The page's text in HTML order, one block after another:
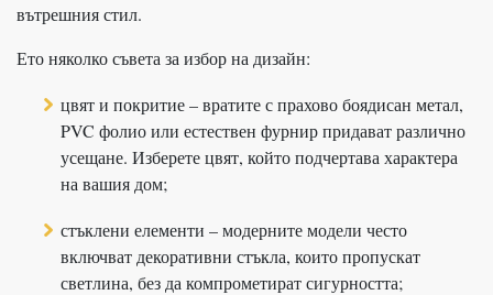
вътрешния стил.
Ето няколко съвета за избор на дизайн:
цвят и покритие – вратите с прахово боядисан метал,
PVC фолио или естествен фурнир придават различно
усещане. Изберете цвят, който подчертава характера
на вашия дом;
стъклени елементи – модерните модели често
включват декоративни стъкла, които пропускат
светлина, без да компрометират сигурността;